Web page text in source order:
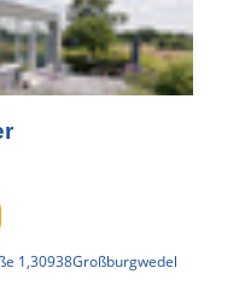
1,30938Großburgwedel